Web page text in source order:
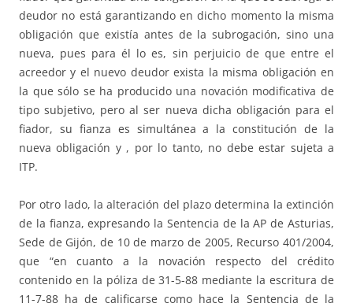
deudor no está garantizando en dicho momento la misma
obligación que existía antes de la subrogación, sino una
nueva, pues para él lo es, sin perjuicio de que entre el
acreedor y el nuevo deudor exista la misma obligación en
la que sólo se ha producido una novación modificativa de
tipo subjetivo, pero al ser nueva dicha obligación para el
fiador, su fianza es simultánea a la constitución de la
nueva obligación y , por lo tanto, no debe estar sujeta a
ITP.
Por otro lado, la alteración del plazo determina la extinción
de la fianza, expresando la Sentencia de la AP de Asturias,
Sede de Gijón, de 10 de marzo de 2005, Recurso 401/2004,
que “en cuanto a la novación respecto del crédito
contenido en la póliza de 31-5-88 mediante la escritura de
11-7-88 ha de calificarse como hace la Sentencia de la